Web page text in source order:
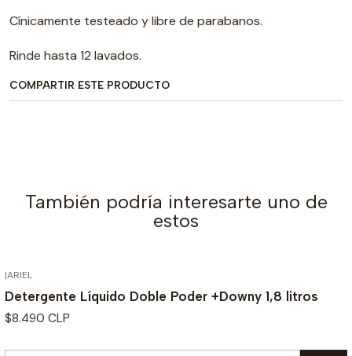
Cínicamente testeado y libre de parabanos.
Rinde hasta 12 lavados.
COMPARTIR ESTE PRODUCTO
También podría interesarte uno de
estos
|ARIEL
Detergente Líquido Doble Poder +Downy 1,8 litros
$8.490 CLP